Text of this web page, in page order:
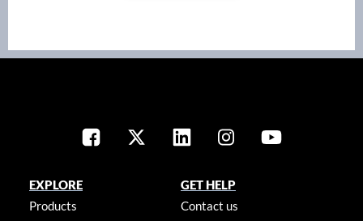
EXPLORE
Products
GET HELP
Contact us